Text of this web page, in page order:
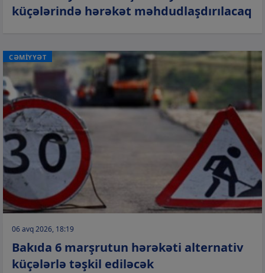
küçələrində hərəkət məhdudlaşdırılacaq
CƏMİYYƏT
06 avq 2026, 18:19
Bakıda 6 marşrutun hərəkəti alternativ
küçələrlə təşkil ediləcək